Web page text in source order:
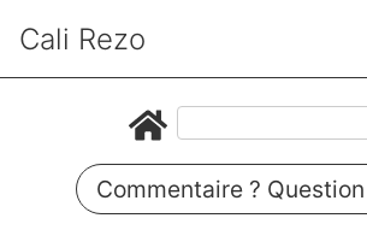
Cali Rezo
Commentaire ?